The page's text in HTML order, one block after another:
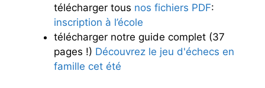
télécharger tous nos fichiers PDF:
inscription à l’école
télécharger notre guide complet (37
pages !) Découvrez le jeu d'échecs en
famille cet été